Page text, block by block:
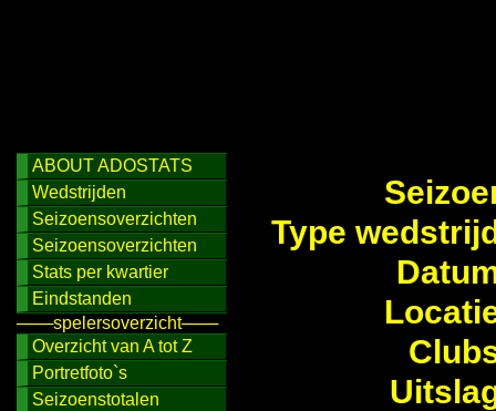
ABOUT ADOSTATS
Wedstrijden
Seizoensoverzichten
Seizoensoverzichten
Stats per kwartier
Eindstanden
───spelersoverzicht───
Overzicht van A tot Z
Portretfoto`s
Seizoenstotalen
Type